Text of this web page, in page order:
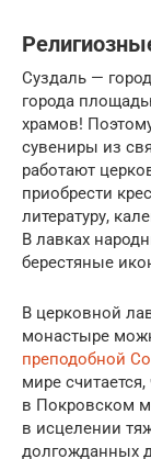
Суздаль —
города
храмов!
сувениры из
работают
приобрести
литературу,
В лавках
берестяные
В церковной
монастыре
преподобной
мире
в Покровском
в исцелении
долгожданных